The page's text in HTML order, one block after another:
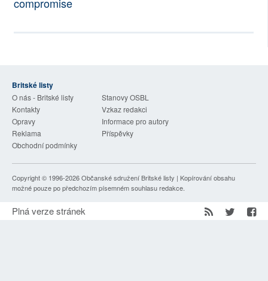
PLNÁ VERZE STRÁNEK
Britské listy
O nás - Britské listy
Stanovy OSBL
Kontakty
Vzkaz redakci
Opravy
Informace pro autory
Reklama
Příspěvky
Obchodní podmínky
Copyright © 1996-2026Občanské sdružení Britské listy | Kopírování obsahu
možné pouze po předchozím písemném souhlasu redakce.
Plná verze stránek